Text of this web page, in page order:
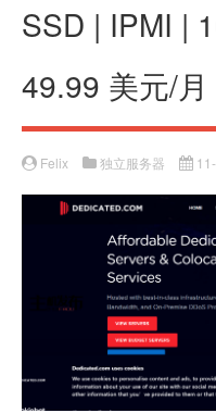
SSD | IPMI |
49.99 美元/月
Felix 独立服务器